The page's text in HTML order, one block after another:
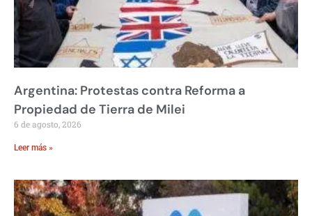
Argentina: Protestas contra Reforma a
Propiedad de Tierra de Milei
6 de agosto, 2026
Leer más »